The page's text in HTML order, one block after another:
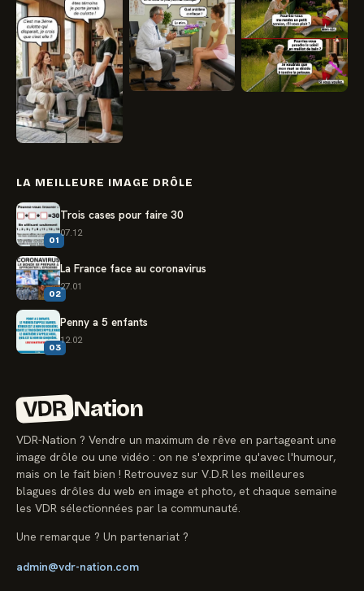
LA MEILLEURE IMAGE DRÔLE
01
Trois cases pour faire 30
07.12
02
La France face au coronavirus
27.01
03
Penny a 5 enfants
12.02
VDR Nation
VDR-Nation ? Vendre un maximum de rêve en partageant une
image drôle ou une vidéo : on ne s'exprime qu'avec l'humour,
mais on le fait bien ! Retrouvez sur V.D.R les meilleures
blagues drôles du web en image et photo, et chaque semaine
les VDR sélectionnées par la communauté.
Une remarque ? Un partenariat ?
admin@vdr-nation.com